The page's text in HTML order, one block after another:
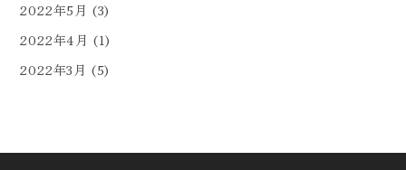
2022年5月 (3)
2022年4月 (1)
2022年3月 (5)